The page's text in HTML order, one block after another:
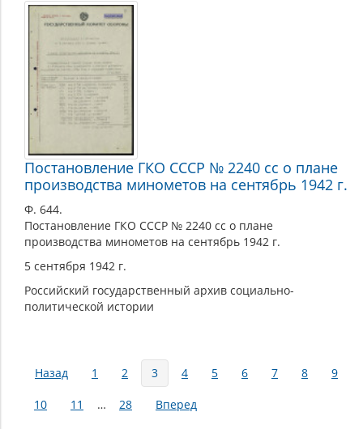
Постановление ГКО СССР № 2240 сс о плане
производства минометов на сентябрь 1942 г.
Ф. 644.
Постановление ГКО СССР № 2240 сс о плане
производства минометов на сентябрь 1942 г.
5 сентября 1942 г.
Российский государственный архив социально-
политической истории
Страницы
Назад 1 2 3 4 5 6 7 8 9
10 11 … 28 Вперед